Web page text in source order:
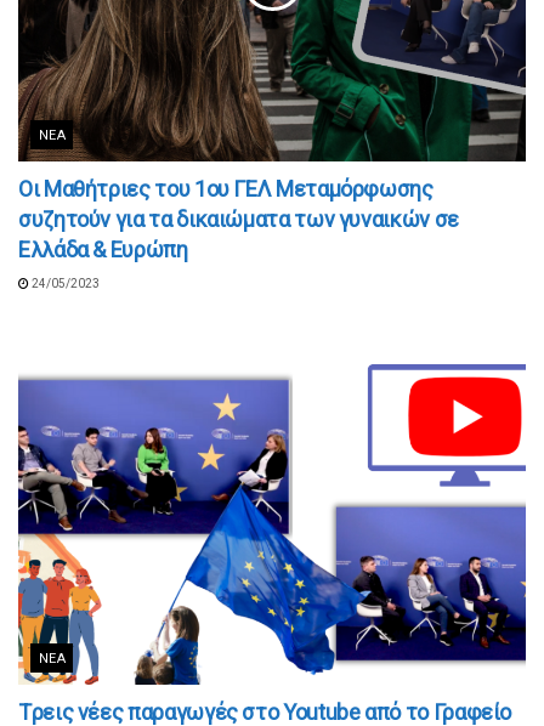
ΝΈΑ
Οι Μαθήτριες του 1ου ΓΕΛ Μεταμόρφωσης
συζητούν για τα δικαιώματα των γυναικών σε
Ελλάδα & Ευρώπη
24/05/2023
ΝΈΑ
Tρεις νέες παραγωγές στο Youtube από το Γραφείο